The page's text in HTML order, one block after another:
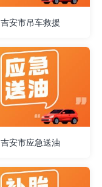
吉安市吊车救援
吉安市应急送油